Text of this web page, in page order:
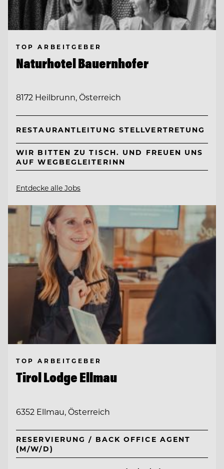
TOP ARBEITGEBER
Naturhotel Bauernhofer
8172 Heilbrunn, Österreich
RESTAURANTLEITUNG STELLVERTRETUNG
WIR BITTEN ZU TISCH. UND FREUEN UNS
AUF WEGBEGLEITERINN
Entdecke alle Jobs
TOP ARBEITGEBER
Tirol Lodge Ellmau
6352 Ellmau, Österreich
RESERVIERUNG / BACK OFFICE AGENT
(M/W/D)